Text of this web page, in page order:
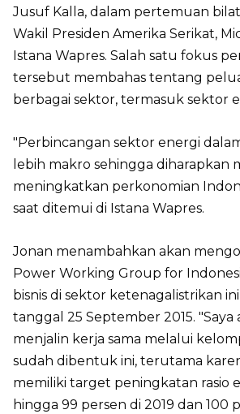
Jusuf Kalla, dalam pertemuan
Wakil Presiden Amerika Serikat,
Istana Wapres. Salah satu fokus
tersebut membahas tentang
berbagai sektor, termasuk sektor
"Perbincangan sektor energi
lebih makro sehingga diharapkan
meningkatkan perkonomian
saat ditemui di Istana Wapres.
Jonan menambahkan akan
Power Working Group for
bisnis di sektor ketenagalistrikan
tanggal 25 September 2015. "Saya
menjalin kerja sama melalui
sudah dibentuk ini, terutama
memiliki target peningkatan rasio
hingga 99 persen di 2019 dan 100